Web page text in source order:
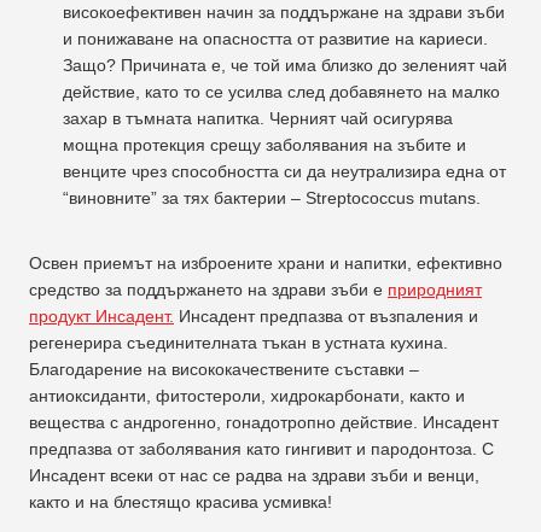
високоефективен начин за поддържане на здрави зъби
и понижаване на опасността от развитие на кариеси.
Защо? Причината е, че той има близко до зеленият чай
действие, като то се усилва след добавянето на малко
захар в тъмната напитка. Черният чай осигурява
мощна протекция срещу заболявания на зъбите и
венците чрез способността си да неутрализира една от
“виновните” за тях бактерии – Streptococcus mutans.
Освен приемът на изброените храни и напитки, ефективно
средство за поддържането на здрави зъби е природният
продукт Инсадент. Инсадент предпазва от възпаления и
регенерира съединителната тъкан в устната кухина.
Благодарение на висококачествените съставки –
антиоксиданти, фитостероли, хидрокарбонати, както и
вещества с андрогенно, гонадотропно действие. Инсадент
предпазва от заболявания като гингивит и пародонтоза. С
Инсадент всеки от нас се радва на здрави зъби и венци,
както и на блестящо красива усмивка!